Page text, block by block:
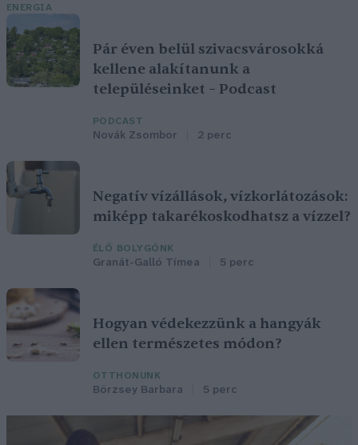
ENERGIA
Pár éven belül szivacsvárosokká
kellene alakítanunk a
településeinket – Podcast
PODCAST
Novák Zsombor 2 perc
Negatív vízállások, vízkorlátozások:
miképp takarékoskodhatsz a vízzel?
ÉLŐ BOLYGÓNK
Granát-Galló Tímea 5 perc
Hogyan védekezzünk a hangyák
ellen természetes módon?
OTTHONUNK
Börzsey Barbara 5 perc